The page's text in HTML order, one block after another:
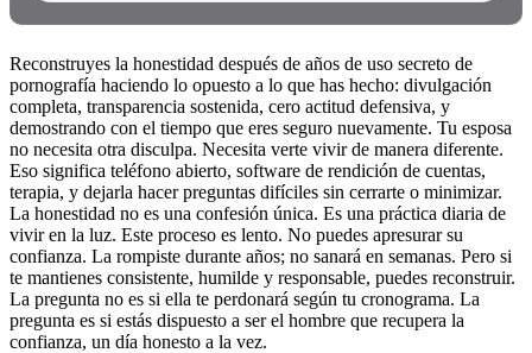
Reconstruyes la honestidad después de años de uso secreto de
pornografía haciendo lo opuesto a lo que has hecho: divulgación
completa, transparencia sostenida, cero actitud defensiva, y
demostrando con el tiempo que eres seguro nuevamente. Tu esposa
no necesita otra disculpa. Necesita verte vivir de manera diferente.
Eso significa teléfono abierto, software de rendición de cuentas,
terapia, y dejarla hacer preguntas difíciles sin cerrarte o minimizar.
La honestidad no es una confesión única. Es una práctica diaria de
vivir en la luz. Este proceso es lento. No puedes apresurar su
confianza. La rompiste durante años; no sanará en semanas. Pero si
te mantienes consistente, humilde y responsable, puedes reconstruir.
La pregunta no es si ella te perdonará según tu cronograma. La
pregunta es si estás dispuesto a ser el hombre que recupera la
confianza, un día honesto a la vez.